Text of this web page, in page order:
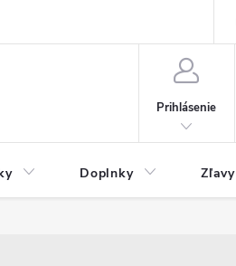
Prihlásenie
Doplnky Zľavy